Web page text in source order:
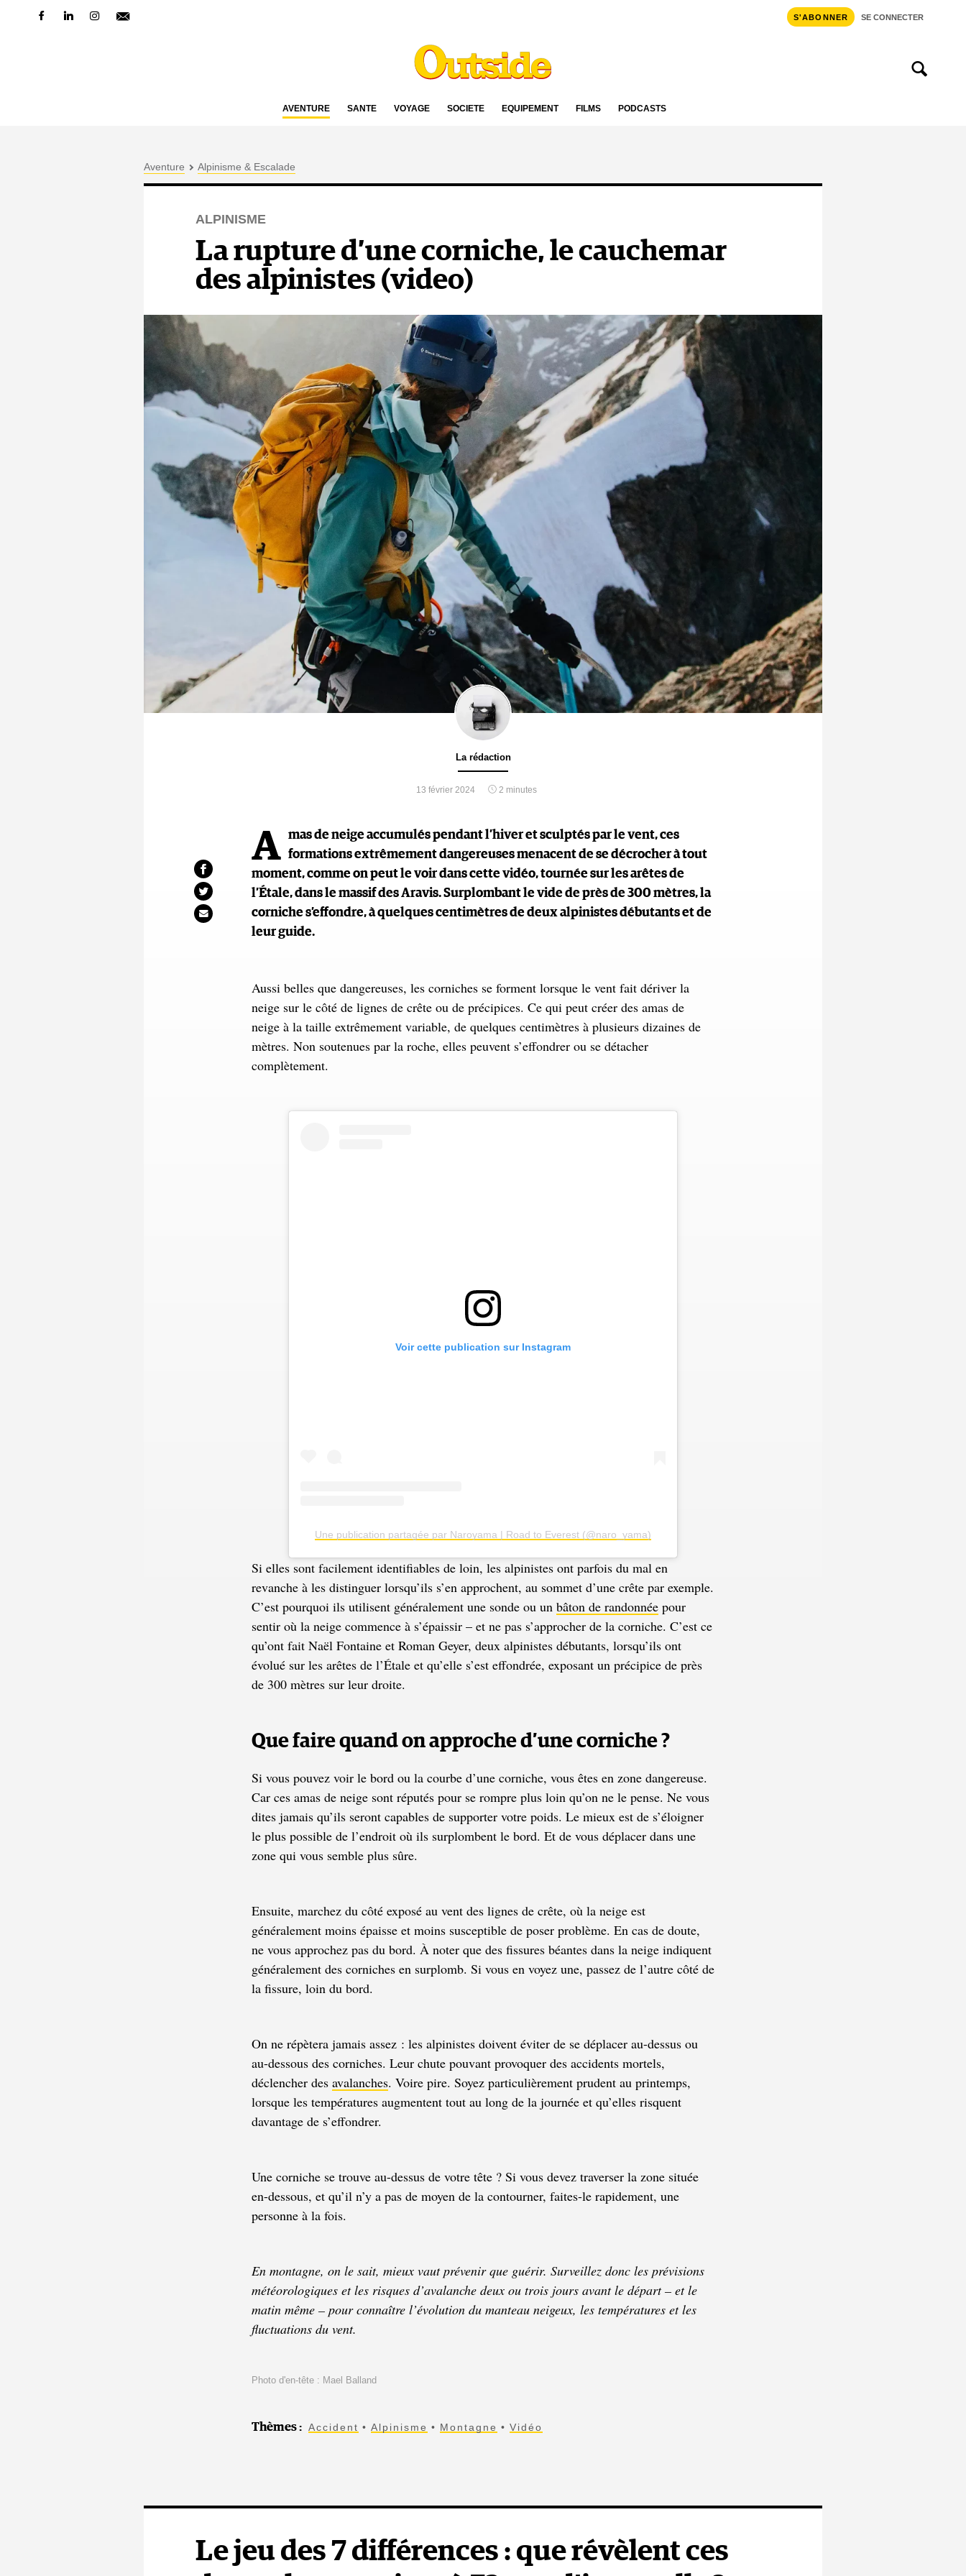
S'ABONNER SE CONNECTER
AVENTURE SANTÉ VOYAGE SOCIÉTÉ ÉQUIPEMENT FILMS PODCASTS
Aventure Alpinisme & Escalade
ALPINISME
La rupture d’une corniche, le cauchemar
des alpinistes (video)
La rédaction
13 février 2024 2 minutes
A mas de neige accumulés pendant l’hiver et sculptés par le vent, ces
formations extrêmement dangereuses menacent de se décrocher à tout
moment, comme on peut le voir dans cette vidéo, tournée sur les arêtes de
l’Étale, dans le massif des Aravis. Surplombant le vide de près de 300 mètres, la
corniche s’effondre, à quelques centimètres de deux alpinistes débutants et de
leur guide.
Aussi belles que dangereuses, les corniches se forment lorsque le vent fait dériver la
neige sur le côté de lignes de crête ou de précipices. Ce qui peut créer des amas de
neige à la taille extrêmement variable, de quelques centimètres à plusieurs dizaines de
mètres. Non soutenues par la roche, elles peuvent s’effondrer ou se détacher
complètement.
Voir cette publication sur Instagram
Une publication partagée par Naroyama | Road to Everest (@naro_yama)
Si elles sont facilement identifiables de loin, les alpinistes ont parfois du mal en
revanche à les distinguer lorsqu’ils s’en approchent, au sommet d’une crête par exemple.
C’est pourquoi ils utilisent généralement une sonde ou un bâton de randonnée pour
sentir où la neige commence à s’épaissir – et ne pas s’approcher de la corniche. C’est ce
qu’ont fait Naël Fontaine et Roman Geyer, deux alpinistes débutants, lorsqu’ils ont
évolué sur les arêtes de l’Étale et qu’elle s’est effondrée, exposant un précipice de près
de 300 mètres sur leur droite.
Que faire quand on approche d’une corniche ?
Si vous pouvez voir le bord ou la courbe d’une corniche, vous êtes en zone dangereuse.
Car ces amas de neige sont réputés pour se rompre plus loin qu’on ne le pense. Ne vous
dites jamais qu’ils seront capables de supporter votre poids. Le mieux est de s’éloigner
le plus possible de l’endroit où ils surplombent le bord. Et de vous déplacer dans une
zone qui vous semble plus sûre.
Ensuite, marchez du côté exposé au vent des lignes de crête, où la neige est
généralement moins épaisse et moins susceptible de poser problème. En cas de doute,
ne vous approchez pas du bord. À noter que des fissures béantes dans la neige indiquent
généralement des corniches en surplomb. Si vous en voyez une, passez de l’autre côté de
la fissure, loin du bord.
On ne répètera jamais assez : les alpinistes doivent éviter de se déplacer au-dessus ou
au-dessous des corniches. Leur chute pouvant provoquer des accidents mortels,
déclencher des avalanches. Voire pire. Soyez particulièrement prudent au printemps,
lorsque les températures augmentent tout au long de la journée et qu’elles risquent
davantage de s’effondrer.
Une corniche se trouve au-dessus de votre tête ? Si vous devez traverser la zone située
en-dessous, et qu’il n’y a pas de moyen de la contourner, faites-le rapidement, une
personne à la fois.
En montagne, on le sait, mieux vaut prévenir que guérir. Surveillez donc les prévisions
météorologiques et les risques d’avalanche deux ou trois jours avant le départ – et le
matin même – pour connaître l’évolution du manteau neigeux, les températures et les
fluctuations du vent.
Photo d'en-tête : Mael Balland
Thèmes: Accident Alpinisme Montagne Vidéo
Le jeu des 7 différences : que révèlent ces